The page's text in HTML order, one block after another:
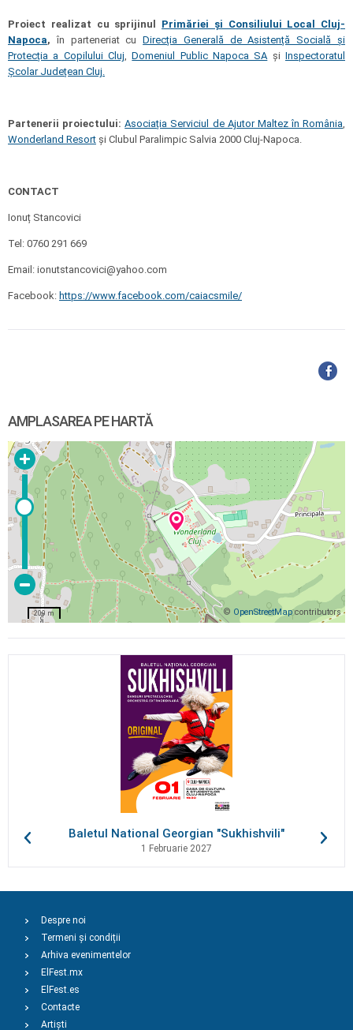
Proiect realizat cu sprijinul Primăriei şi Consiliului Local Cluj-
Napoca,în parteneriat cuDirecția Generală de Asistență Socială și
Protecția a Copilului Cluj,Domeniul Public Napoca SAșiInspectoratul
Școlar Județean Cluj.
Partenerii proiectului: Asociația Serviciul de Ajutor Maltez în România,
Wonderland Resort și Clubul Paralimpic Salvia 2000 Cluj-Napoca.
CONTACT
Ionuț Stancovici
Tel: 0760 291 669
Email: ionutstancovici@yahoo.com
Facebook: https://www.facebook.com/caiacsmile/
AMPLASAREA PE HARTĂ
© OpenStreetMapcontributors
200 m
Baletul National Georgian "Sukhishvili"
1 Februarie 2027
Despre noi
Termeni și condiții
Arhiva evenimentelor
ElFest.mx
ElFest.es
Contacte
Artiști